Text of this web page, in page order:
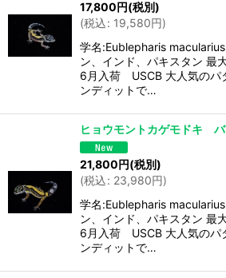
17,800円(税別)
(税込: 19,580円)
学名:Eublepharis
ン、インド、パキスタン 最
6月入荷 USCB 大人気のパ
ンディットで…
ヒョウモントカゲモドキ
21,800円(税別)
(税込: 23,980円)
学名:Eublepharis
ン、インド、パキスタン 最
6月入荷 USCB 大人気のパ
ンディットで…